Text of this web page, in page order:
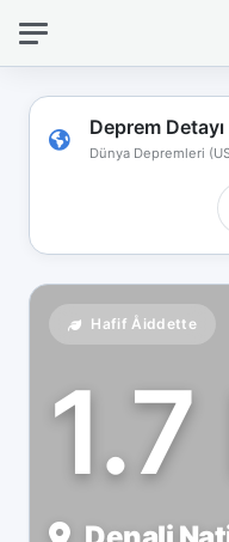
Deprem Detayı
Dünya Depremleri
Hafif Åiddette
koptu!
Çevrimdışı